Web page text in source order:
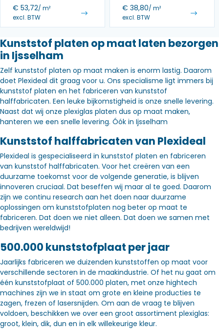
€ 53,72/ m²
excl. BTW
€ 38,80/ m²
excl. BTW
Kunststof platen op maat laten bezorgen
in Ijsselham
Zelf kunststof platen op maat maken is enorm lastig. Daarom
doet Plexideal dit graag voor u. Ons specialisme ligt immers bij
kunststof platen en het fabriceren van kunststof
halffabricaten. Een leuke bijkomstigheid is onze snelle levering.
Naast dat wij onze plexiglas platen dus op maat maken,
hanteren we een snelle levering. Óók in Ijsselham
Kunststof halffabricaten van Plexideal
Plexideal is gespecialiseerd in kunststof platen en fabriceren
van kunststof halffabricaten. Voor het creëren van een
duurzame toekomst voor de volgende generatie, is blijven
innoveren cruciaal. Dat beseffen wij maar al te goed. Daarom
zijn we continu research aan het doen naar duurzame
oplossingen om kunststofplaten nog beter op maat te
fabriceren. Dat doen we niet alleen. Dat doen we samen met
bedrijven wereldwijd!
500.000 kunststofplaat per jaar
Jaarlijks fabriceren we duizenden kunststoffen op maat voor
verschillende sectoren in de maakindustrie. Of het nu gaat om
één kunststofplaat of 500.000 platen, met onze hightech
machines zijn we in staat om grote en kleine producties te
zagen, frezen of lasersnijden. Om aan de vraag te blijven
voldoen, beschikken we over een groot assortiment plexiglas:
groot, klein, dik, dun en in elk willekeurige kleur.